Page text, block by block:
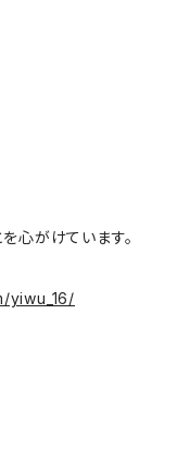
心がけています。
yiwu_16/